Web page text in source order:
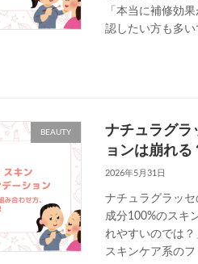
「本当に補修効
認したい方も多
BEAUTY
ナチュラグラ
ョンは崩れ
2026年5月31日
ナチュラグラッ
成分100%のスキ
れやすいのでは
スキンケア系の